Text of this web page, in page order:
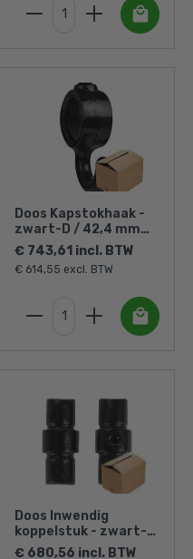
Doos Kapstokhaak -
zwart-D / 42,4 mm
(120 stuks)
€ 743,61 incl. BTW
€ 614,55 excl. BTW
Doos Inwendig
koppelstuk - zwart-D
/ 42,4 mm (70 stuks)
€ 680,56 incl. BTW